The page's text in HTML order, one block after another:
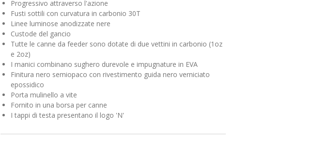
Progressivo attraverso l'azione
Fusti sottili con curvatura in carbonio 30T
Linee luminose anodizzate nere
Custode del gancio
Tutte le canne da feeder sono dotate di due vettini in carbonio (1oz
e 2oz)
I manici combinano sughero durevole e impugnature in EVA
Finitura nero semiopaco con rivestimento guida nero verniciato
epossidico
Porta mulinello a vite
Fornito in una borsa per canne
I tappi di testa presentano il logo 'N'